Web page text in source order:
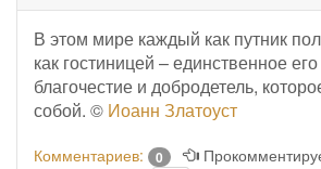
В этом мире каждый как путник
как гостиницей – единственное
благочестие и добродетель,
собой. © Иоанн Златоуст
Комментариев: 0